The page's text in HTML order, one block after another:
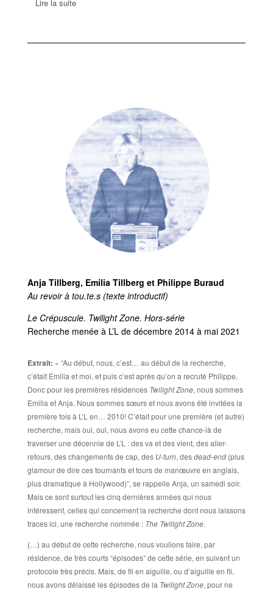
Lire la suite
Anja Tillberg, Emilia Tillberg et Philippe Buraud
Au revoir à tou.te.s (texte introductif)
Le Crépuscule. Twilight Zone. Hors-série
Recherche menée à L’L de décembre 2014 à mai 2021
Extrait: « “Au début, nous, c’est… au début de la recherche,
c’était Emilia et moi, et puis c’est après qu’on a recruté Philippe.
Donc pour les premières résidences Twilight Zone, nous sommes
Emilia et Anja. Nous sommes sœurs et nous avons été invitées la
première fois à L’L en… 2010! C’était pour une première (et autre)
recherche, mais oui, oui, nous avons eu cette chance-là de
traverser une décennie de L’L : des va et des vient, des aller-
retours, des changements de cap, des U-turn, desdead-end(plus
glamour de dire ces tournants et tours de manœuvre en anglais,
plus dramatique à Hollywood)”, se rappelle Anja, un samedi soir.
Mais ce sont surtout les cinq dernières années qui nous
intéressent, celles qui concernent la recherche dont nous laissons
traces ici, une recherche nommée : The Twilight Zone.
(…) au début de cette recherche, nous voulions faire, par
résidence, de très courts “épisodes” de cette série, en suivant un
protocole très précis. Mais, de fil en aiguille, ou d’aiguille en fil,
nous avons délaissé les épisodes de la Twilight Zone, pour ne